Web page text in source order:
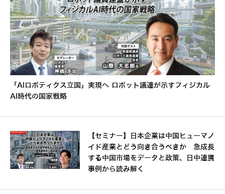
「AIロボティクス立国」実現へ ロボット議連が示すフィジカル
AI時代の国家戦略
【セミナー】日本企業は中国ヒューマノ
イド産業とどう向き合うべきか 急成長
する中国市場をデータと政策、日中連携
事例から読み解く